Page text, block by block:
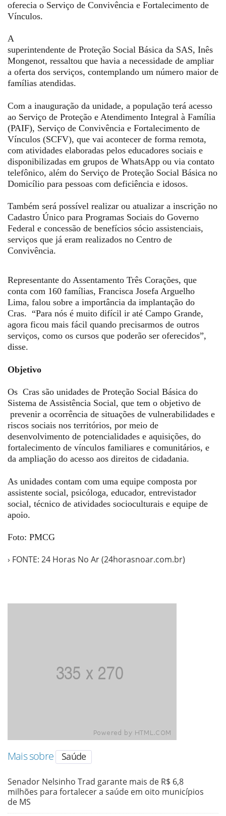
oferecia o Serviço de Convivência e Fortalecimento de
Vínculos.
A
superintendente de Proteção Social Básica da SAS, Inês
Mongenot, ressaltou que havia a necessidade de ampliar
a oferta dos serviços, contemplando um número maior de
famílias atendidas.
Com a inauguração da unidade, a população terá acesso
ao Serviço de Proteção e Atendimento Integral à Família
(PAIF), Serviço de Convivência e Fortalecimento de
Vínculos (SCFV), que vai acontecer de forma remota,
com atividades elaboradas pelos educadores sociais e
disponibilizadas em grupos de WhatsApp ou via contato
telefônico, além do Serviço de Proteção Social Básica no
Domicílio para pessoas com deficiência e idosos.
Também será possível realizar ou atualizar a inscrição no
Cadastro Único para Programas Sociais do Governo
Federal e concessão de benefícios sócio assistenciais,
serviços que já eram realizados no Centro de
Convivência.
Representante do Assentamento Três Corações, que
conta com 160 famílias, Francisca Josefa Arguelho
Lima, falou sobre a importância da implantação do
Cras. “Para nós é muito difícil ir até Campo Grande,
agora ficou mais fácil quando precisarmos de outros
serviços, como os cursos que poderão ser oferecidos”,
disse.
Objetivo
Os Cras são unidades de Proteção Social Básica do
Sistema de Assistência Social, que tem o objetivo de
prevenir a ocorrência de situações de vulnerabilidades e
riscos sociais nos territórios, por meio de
desenvolvimento de potencialidades e aquisições, do
fortalecimento de vínculos familiares e comunitários, e
da ampliação do acesso aos direitos de cidadania.
As unidades contam com uma equipe composta por
assistente social, psicóloga, educador, entrevistador
social, técnico de atividades socioculturais e equipe de
apoio.
Foto: PMCG
› FONTE: 24 Horas No Ar (24horasnoar.com.br)
Mais sobre Saúde
Senador Nelsinho Trad garante mais de R$ 6,8
milhões para fortalecer a saúde em oito municípios
de MS